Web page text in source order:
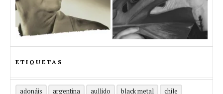
ETIQUETAS
adonáis argentina aullido black metal
chile